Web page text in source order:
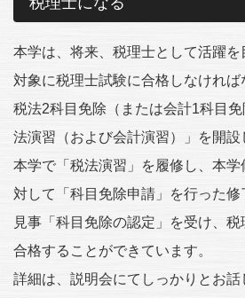
本学は、将来、税理士として活躍
対象に税理士試験に合格しなけれ
税法2科目免除（または会計1科目
法演習（および会計演習）」を開設
本学で「税法演習」を履修し、本
対して「科目免除申請」を行った修
見事「科目免除の認定」を受け、
合格することができています。
詳細は、説明会にてしっかりとお話